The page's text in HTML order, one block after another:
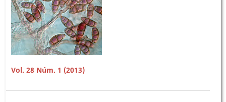
Vol. 28 Núm. 1 (2013)